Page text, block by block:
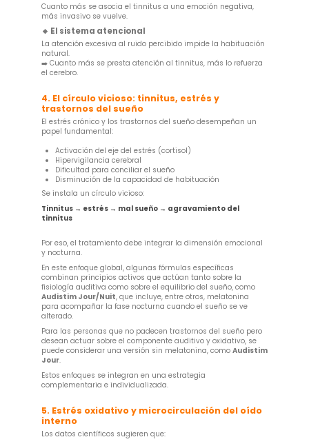
Cuanto más se asocia el tinnitus a una emoción negativa,
más invasivo se vuelve.
🔸 El sistema atencional
La atención excesiva al ruido percibido impide la habituación
natural.
➡️ Cuanto más se presta atención al tinnitus, más lo refuerza
el cerebro.
4. El círculo vicioso: tinnitus, estrés y
trastornos del sueño
El estrés crónico y los trastornos del sueño desempeñan un
papel fundamental:
Activación del eje del estrés (cortisol)
Hipervigilancia cerebral
Dificultad para conciliar el sueño
Disminución de la capacidad de habituación
Se instala un círculo vicioso:
Tinnitus → estrés → mal sueño → agravamiento del
tinnitus
Por eso, el tratamiento debe integrar la dimensión emocional
y nocturna.
En este enfoque global, algunas fórmulas específicas
combinan principios activos que actúan tanto sobre la
fisiología auditiva como sobre el equilibrio del sueño, como
Audistim Jour/Nuit, que incluye, entre otros, melatonina
para acompañar la fase nocturna cuando el sueño se ve
alterado.
Para las personas que no padecen trastornos del sueño pero
desean actuar sobre el componente auditivo y oxidativo, se
puede considerar una versión sin melatonina, como Audistim
Jour.
Estos enfoques se integran en una estrategia
complementaria e individualizada.
5. Estrés oxidativo y microcirculación del oído
interno
Los datos científicos sugieren que: